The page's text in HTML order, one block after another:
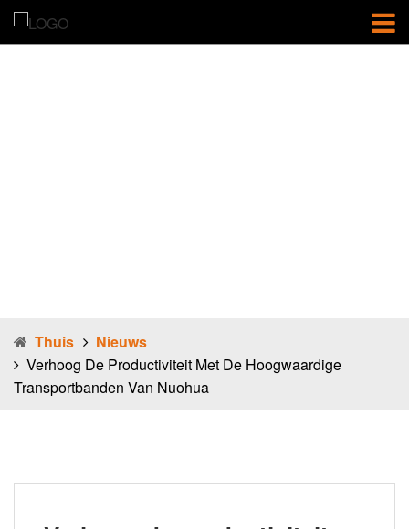
Thuis
Nieuws
Verhoog De Productiviteit Met De Hoogwaardige
Transportbanden Van Nuohua